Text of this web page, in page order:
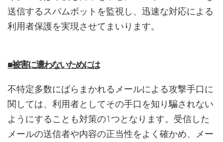
送信するスパムボットを監視し、迅速な対応による
利用者保護を実現させてまいります。
■被害に遭わないためには
不特定多数にばらまかれるメールによる攻撃手口に
関しては、利用者としてその手口を知り騙されない
ようにすることも対策の1つとなります。受信した
メールの送信者や内容の正当性をよく確かめ、メー